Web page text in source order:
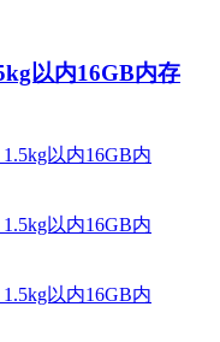
以内16GB内存